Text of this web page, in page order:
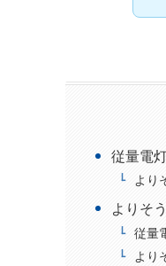
従量電
より
よりそ
従量
より